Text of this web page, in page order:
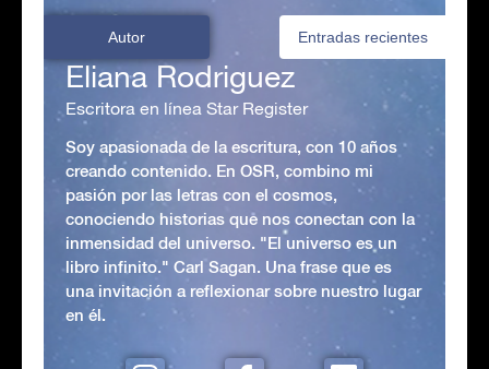
Autor Entradas recientes
Eliana Rodriguez
Escritora en línea Star Register
Soy apasionada de la escritura, con 10 años
creando contenido. En OSR, combino mi
pasión por las letras con el cosmos,
conociendo historias que nos conectan con la
inmensidad del universo. "El universo es un
libro infinito." Carl Sagan. Una frase que es
una invitación a reflexionar sobre nuestro lugar
en él.